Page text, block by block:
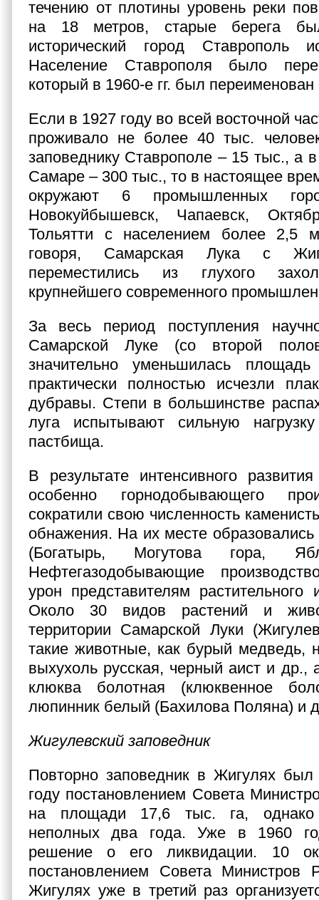
течению от плотины уровень реки
на 18 метров, старые берега
исторический город Ставрополь
Население Ставрополя было
который в 1960-е гг. был переименован
Если в 1927 году во всей восточной
проживало не более 40 тыс.
заповеднику Ставрополе – 15 тыс., а
Самаре – 300 тыс., то в настоящее
окружают 6 промышленных
Новокуйбышевск, Чапаевск,
Тольятти с населением более 2,5
говоря, Самарская Лука с
переместились из глухого
крупнейшего современного
За весь период поступления
Самарской Луке (со второй
значительно уменьшилась
практически полностью исчезли
дубравы. Степи в большинстве
луга испытывают сильную
пастбища.
В результате интенсивного
особенно горнодобывающего
сократили свою численность
обнажения. На их месте
(Богатырь, Могутова гора,
Нефтегазодобывающие
урон представителям
Около 30 видов растений и
территории Самарской Луки
такие животные, как бурый медведь,
выхухоль русская, черный аист и др.,
клюква болотная (клюквенное
люпинник белый (Бахилова Поляна) и
Жигулевский заповедник
Повторно заповедник в Жигулях
году постановлением Совета
на площади 17,6 тыс. га, однако
неполных два года. Уже в 1960
решение о его ликвидации. 10
постановлением Совета
Жигулях уже в третий раз